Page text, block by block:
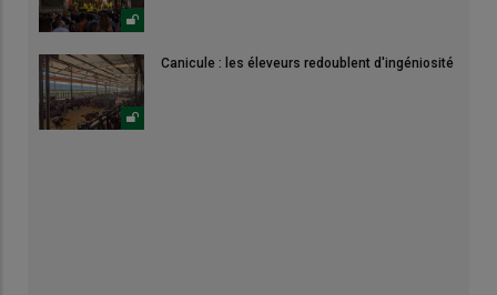
Canicule : les éleveurs redoublent d'ingéniosité